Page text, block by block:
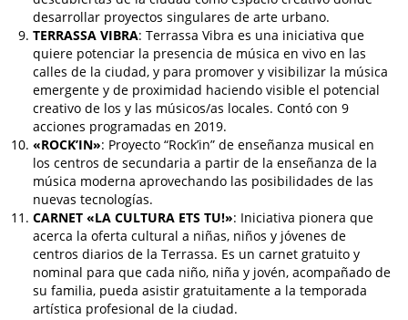
desarrollar proyectos singulares de arte urbano.
TERRASSA VIBRA: Terrassa Vibra es una iniciativa que
quiere potenciar la presencia de música en vivo en las
calles de la ciudad, y para promover y visibilizar la música
emergente y de proximidad haciendo visible el potencial
creativo de los y las músicos/as locales. Contó con 9
acciones programadas en 2019.
«ROCK’IN»: Proyecto “Rock’in” de enseñanza musical en
los centros de secundaria a partir de la enseñanza de la
música moderna aprovechando las posibilidades de las
nuevas tecnologías.
CARNET «LA CULTURA ETS TU!»: Iniciativa pionera que
acerca la oferta cultural a niñas, niños y jóvenes de
centros diarios de la Terrassa. Es un carnet gratuito y
nominal para que cada niño, niña y jovén, acompañado de
su familia, pueda asistir gratuitamente a la temporada
artística profesional de la ciudad.